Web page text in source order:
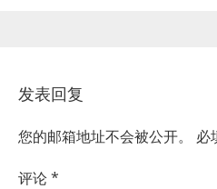
发表回复
您的邮箱地址不会被公开。 必
评论*